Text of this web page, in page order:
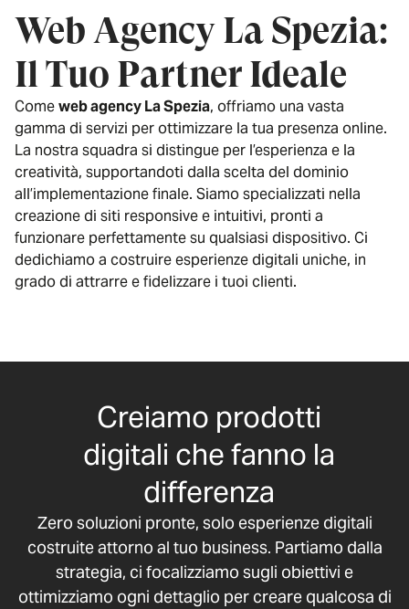
Web Agency La Spezia:
Il Tuo Partner Ideale
Comeweb agency La Spezia, offriamo una vasta
gamma di servizi per ottimizzare la tua presenza online.
La nostra squadra si distingue per l’esperienza e la
creatività, supportandoti dalla scelta del dominio
all’implementazione finale. Siamo specializzati nella
creazione di siti responsive e intuitivi, pronti a
funzionare perfettamente su qualsiasi dispositivo. Ci
dedichiamo a costruire esperienze digitali uniche, in
grado di attrarre e fidelizzare i tuoi clienti.
Creiamo prodotti
digitali che fanno la
differenza
Zero soluzioni pronte, solo esperienze digitali
costruite attorno al tuo business. Partiamo dalla
strategia, ci focalizziamo sugli obiettivi e
ottimizziamo ogni dettaglio per creare qualcosa di